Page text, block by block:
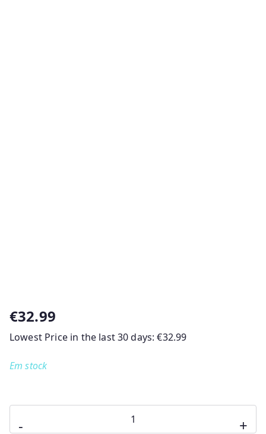
€32.99
Lowest Price in the last 30 days:€32.99
Em stock
-
de
+